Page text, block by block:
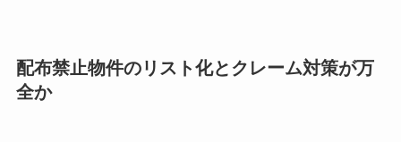
配布禁止物件のリスト化とクレーム対策が万
全か